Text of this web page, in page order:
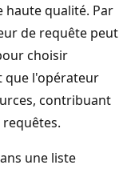
haute qualité. Par
de requête peut
choisir
que l'opérateur
contribuant
une liste